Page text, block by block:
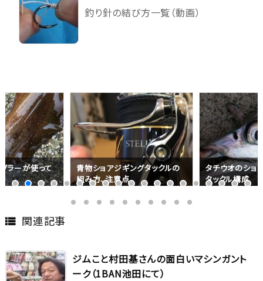
釣り針の結び方一覧（動画）
ラーが使って
青物ショアジギングタックルの
組み方、注意点
タチウオのショ
タックル構成
 関連記事
ジムこと村田基さんの面白いマシンガント
ーク（1BAN池田にて）